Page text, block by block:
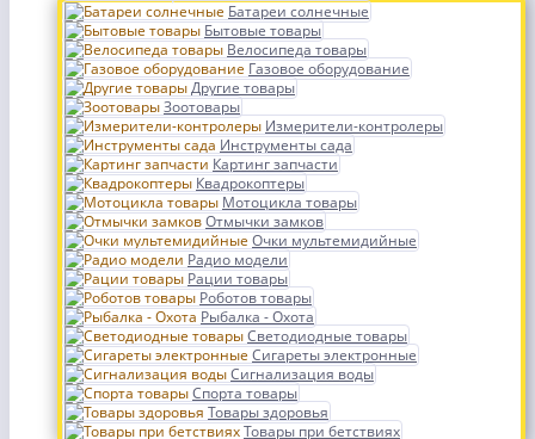
Батареи солнечные
Бытовые товары
Велосипеда товары
Газовое оборудование
Другие товары
Зоотовары
Измерители-контролеры
Инструменты сада
Картинг запчасти
Квадрокоптеры
Мотоцикла товары
Отмычки замков
Очки мультемидийные
Радио модели
Рации товары
Роботов товары
Рыбалка - Охота
Светодиодные товары
Сигареты электронные
Сигнализация воды
Спорта товары
Товары здоровья
Товары при бетствиях